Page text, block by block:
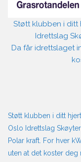
Støtt klubben i ditt
Idrettslag
Da får idrettslaget
Støtt klubben i ditt
Oslo Idrettslag
Polar kraft. For hver
uten at det koster deg